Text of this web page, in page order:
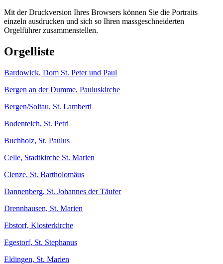
Mit der Druckversion Ihres Browsers können Sie die Portraits
einzeln ausdrucken und sich so Ihren massgeschneiderten
Orgelführer zusammenstellen.
Orgelliste
Bardowick, Dom St. Peter und Paul
Bergen an der Dumme, Pauluskirche
Bergen/Soltau, St. Lamberti
Bodenteich, St. Petri
Buchholz, St. Paulus
Celle, Stadtkirche St. Marien
Clenze, St. Bartholomäus
Dannenberg, St. Johannes der Täufer
Drennhausen, St. Marien
Ebstorf, Klosterkirche
Egestorf, St. Stephanus
Eldingen, St. Marien